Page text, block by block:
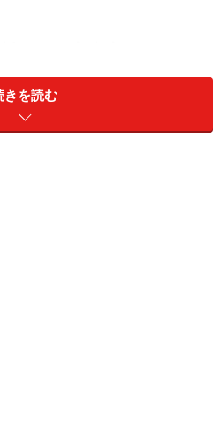
ーチを頼まれたけれど、今現
で断ってしまいました。
きを読む